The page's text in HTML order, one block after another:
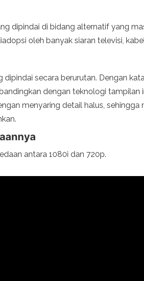
dipindai di bidang alternatif yang
oleh banyak siaran televisi,
secara berurutan. Dengan
dengan teknologi
menyaring detail halus,
antara 1080i dan 720p.